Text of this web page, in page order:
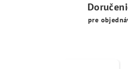
pre